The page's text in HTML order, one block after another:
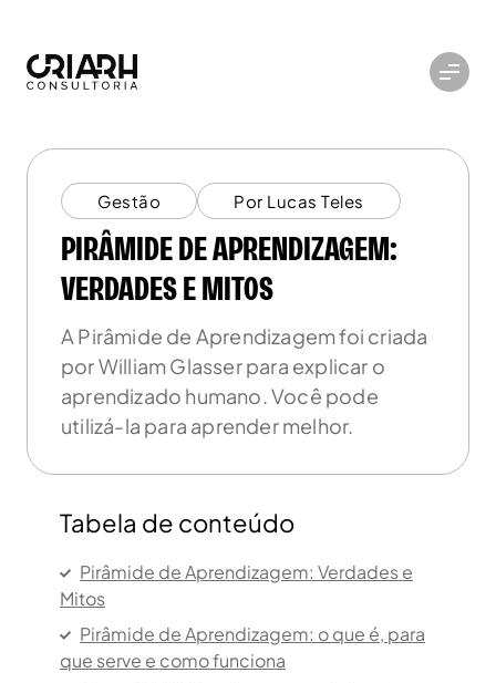
Gestão Por Lucas Teles
PIRÂMIDE DE APRENDIZAGEM:
VERDADES E MITOS
A Pirâmide de Aprendizagem foi criada
por William Glasser para explicar o
aprendizado humano. Você pode
utilizá-la para aprender melhor.
Tabela de conteúdo
Pirâmide de Aprendizagem: Verdades e
Mitos
Pirâmide de Aprendizagem: o que é, para
que serve e como funciona